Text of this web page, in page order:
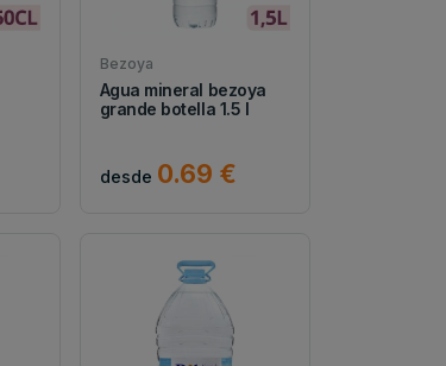
Bezoya
Agua mineral bezoya
grande botella 1.5 l
desde 0.69 €